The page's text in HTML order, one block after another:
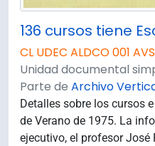
CL UDEC ALDCO 001
Unidad documental
Parte de Archivo
Detalles sobre los cursos
de Verano de 1975. La
ejecutivo, el profesor José